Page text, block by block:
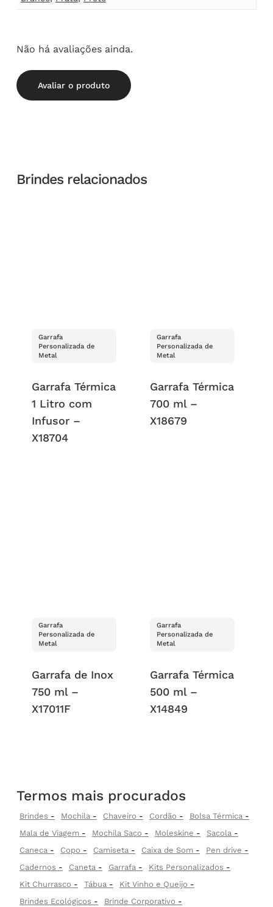
Não há avaliações ainda.
Avaliar o produto
Brindes relacionados
Garrafa
Personalizada de
Metal
Garrafa Térmica
1 Litro com
Infusor –
X18704
Garrafa
Personalizada de
Metal
Garrafa Térmica
700 ml –
X18679
Garrafa
Personalizada de
Metal
Garrafa de Inox
750 ml –
X17011F
Garrafa
Personalizada de
Metal
Garrafa Térmica
500 ml –
X14849
Termos mais procurados
Brindes Mochila Chaveiro Cordão
Bolsa Térmica
Mala de Viagem
Mochila Saco Moleskine
Sacola
Caneca
Copo Camiseta Caixa de Som
Pen drive
Cadernos
Caneta Garrafa
Kits Personalizados
Kit Churrasco
Tábua
Kit Vinho e Queijo
Brindes Ecológicos
Brinde Corporativo